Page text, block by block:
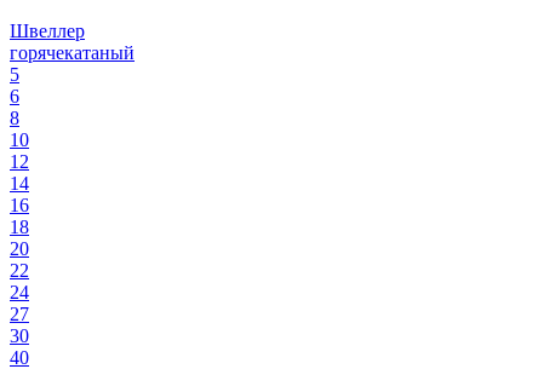
Швеллер
горячекатаный
5
6
8
10
12
14
16
18
20
22
24
27
30
40